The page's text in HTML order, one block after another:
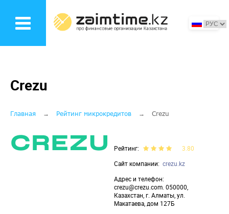
основному
Crezu
Строка
навигации
Главная Рейтинг микрокредитов Crezu
Рейтинг
3.80
Сайт компании
crezu.kz
Адрес и телефон
crezu@crezu.com. 050000,
Казахстан, г. Алматы, ул.
Макатаева, дом 127Б